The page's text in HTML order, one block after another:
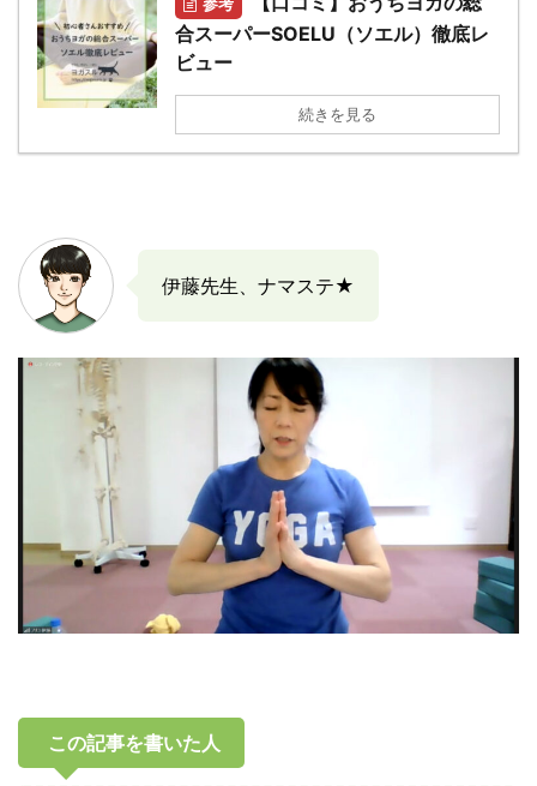
参考
合スーパーSOELU（ソエル）徹底レ
ビュー
続きを見る
伊藤先生、ナマステ★
この記事を書いた人